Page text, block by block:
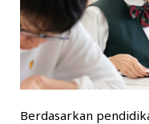
Berdasarkan